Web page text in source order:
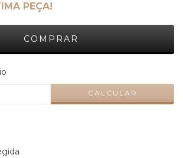
PEÇA!
CALCULAR